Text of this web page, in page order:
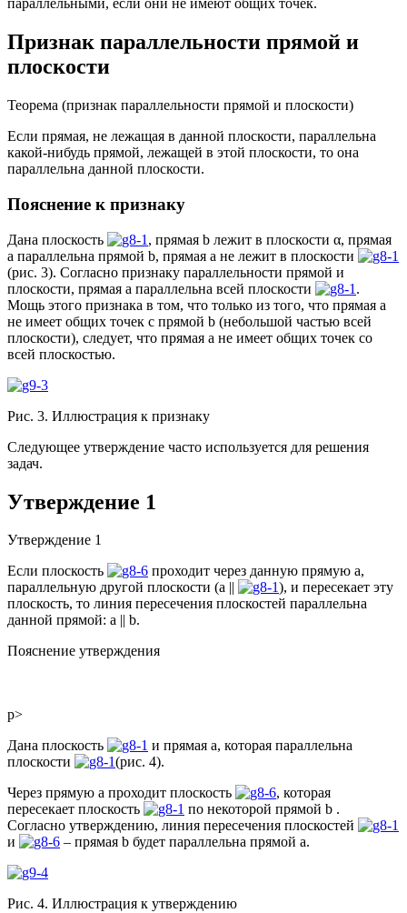
параллельными, если они не имеют общих точек.
Признак параллельности прямой и
плоскости
Теорема (признак параллельности прямой и плоскости)
Если прямая, не лежащая в данной плоскости, параллельна
какой-нибудь прямой, лежащей в этой плоскости, то она
параллельна данной плоскости.
Пояснение к признаку
Дана плоскость
, прямая b лежит в плоскости α, прямая
а параллельна прямой b, прямая а не лежит в плоскости
(рис. 3). Согласно признаку параллельности прямой и
плоскости, прямая а параллельна всей плоскости
.
Мощь этого признака в том, что только из того, что прямая а
не имеет общих точек с прямой b (небольшой частью всей
плоскости), следует, что прямая а не имеет общих точек со
всей плоскостью.
Рис. 3. Иллюстрация к признаку
Следующее утверждение часто используется для решения
задач.
Утверждение 1
Утверждение 1
Если плоскость
проходит через данную прямую а,
параллельную другой плоскости (а ||
), и пересекает эту
плоскость, то линия пересечения плоскостей параллельна
данной прямой: a || b.
Пояснение утверждения
p>
Дана плоскость
и прямая а, которая параллельна
плоскости
(рис. 4).
Через прямую а проходит плоскость
, которая
пересекает плоскость
по некоторой прямой b .
Согласно утверждению, линия пересечения плоскостей
и
– прямая b будет параллельна прямой а.
Рис. 4. Иллюстрация к утверждению